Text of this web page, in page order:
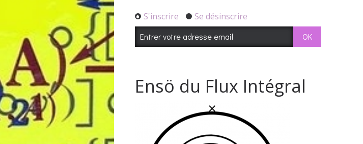
S'inscrire Se désinscrire
Ensö du Flux Intégral